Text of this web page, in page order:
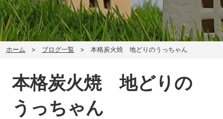
ホーム ブログ一覧 本格炭火焼 地どりのうっちゃん
本格炭火焼 地どりの
うっちゃん